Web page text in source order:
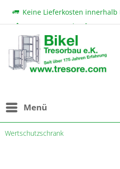
Keine Lieferkosten innerhalb
Beratung & Verkauf:+49 (0)
bikel@tresore.com
Günstige Preise
Menü
Wertschutzschrank